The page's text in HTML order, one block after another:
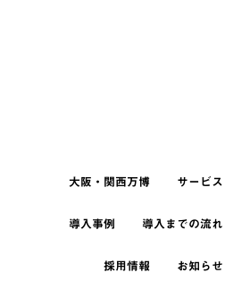
大阪・関西万博 サービス
導入事例 導入までの流れ
採用情報 お知らせ